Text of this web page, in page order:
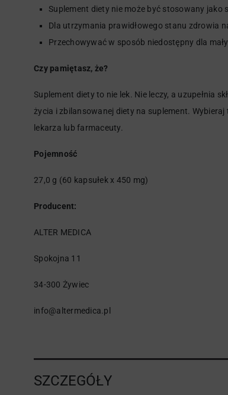
Suplement diety nie może być stosowany
Dla utrzymania prawidłowego stanu zdrowia
Przechowywać w sposób niedostępny dla
Czy pamiętasz, że?
Suplement diety to nie lek. Nie leczy, a uzupełnia
życia i zbilansowanej diety na suplement.
lekarza lub farmaceuty.
Pojemność
27,0 g (60 kapsułek x 450 mg)
Producent:
ALTER MEDICA
Spokojna 11
34-300 Żywiec
info@altermedica.pl
SZCZEGÓŁY